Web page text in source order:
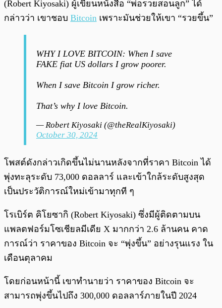
(Robert Kiyosaki) ผู้เขียนหนังสือ “พ่อรวยสอนลูก” ได้
กล่าวว่า เขาชอบ Bitcoin เพราะมันช่วยให้เขา “รวยขึ้น”
WHY I LOVE BITCOIN: When I save
FAKE fiat US dollars I grow poorer.
When I save Bitcoin I grow richer.
That’s why I love Bitcoin.
— Robert Kiyosaki (@theRealKiyosaki)
October 30, 2024
โพสต์ดังกล่าวเกิดขึ้นไม่นานหลังจากที่ราคา Bitcoin ได้
พุ่งทะลุระดับ 73,000 ดอลลาร์ และเข้าใกล้ระดับสูงสุด
เป็นประวัติการณ์ใหม่เข้ามาทุกที ๆ
โรเบิร์ต คิโยซากิ (Robert Kiyosaki) ซึ่งมีผู้ติดตามบน
แพลตฟอร์มโซเชียลมีเดีย X มากกว่า 2.6 ล้านคน คาด
การณ์ว่า ราคาของ Bitcoin จะ “พุ่งขึ้น” อย่างรุนแรง ใน
เดือนตุลาคม
โดยก่อนหน้านี้ เขาทำนายว่า ราคาของ Bitcoin จะ
สามารถพุ่งขึ้นไปถึง 300,000 ดอลลาร์ภายในปี 2024